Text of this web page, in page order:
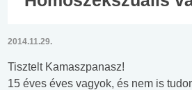
2014.11.29.
Tisztelt Kamaszpanasz!
15 éves éves vagyok, és nem is